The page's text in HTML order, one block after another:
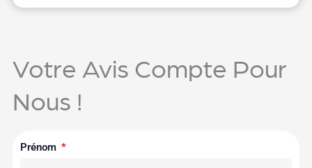
Votre Avis Compte Pour
Nous !
Prénom